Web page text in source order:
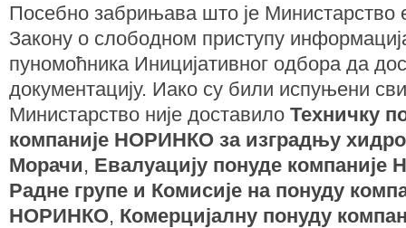
Посебно забрињава што је Министарство
Закону о слободном приступу
пуномоћника Иницијативног одбора да
документацију. Иако су били испуњени
Министарство није доставило Техничку
компаније НОРИНКО за изградњу
Морачи, Евалуацију понуде
Радне групе и Комисије на понуду
НОРИНКО, Комерцијалну понуду